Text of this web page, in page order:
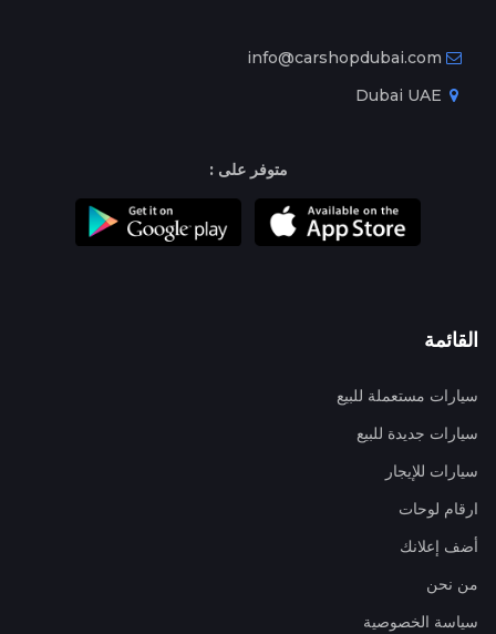
info@carshopdubai.com
متوفر على :
القائمة
سيارات مستعملة للبيع
سيارات جديدة للبيع
سيارات للإيجار
ارقام لوحات
أضف إعلانك
من نحن
سياسة الخصوصية